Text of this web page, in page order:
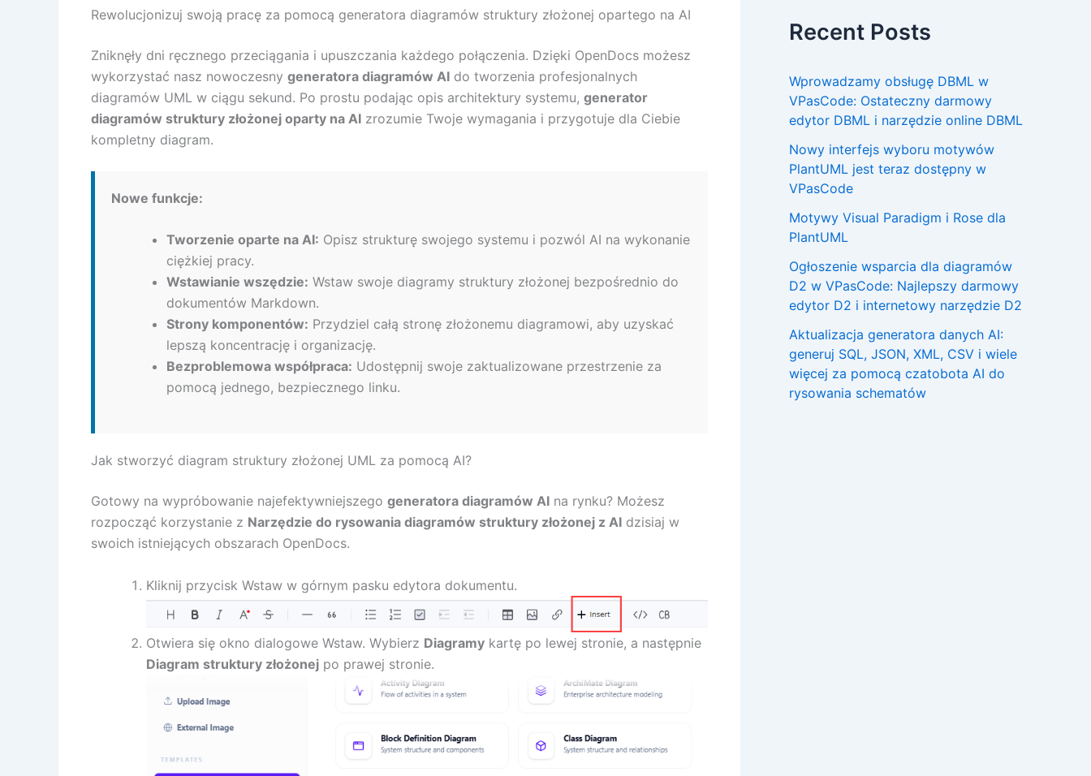
Rewolucjonizuj swoją pracę za pomocą generatora diagramów struktury złożonej opartego na AI
Zniknęły dni ręcznego przeciągania i upuszczania każdego połączenia. Dzięki OpenDocs możesz
wykorzystać nasz nowoczesny generatora diagramów AI do tworzenia profesjonalnych
diagramów UML w ciągu sekund. Po prostu podając opis architektury systemu, generator
diagramów struktury złożonej oparty na AI zrozumie Twoje wymagania i przygotuje dla Ciebie
kompletny diagram.
Nowe funkcje:
Tworzenie oparte na AI: Opisz strukturę swojego systemu i pozwól AI na wykonanie
ciężkiej pracy.
Wstawianie wszędzie: Wstaw swoje diagramy struktury złożonej bezpośrednio do
dokumentów Markdown.
Strony komponentów: Przydziel całą stronę złożonemu diagramowi, aby uzyskać
lepszą koncentrację i organizację.
Bezproblemowa współpraca: Udostępnij swoje zaktualizowane przestrzenie za
pomocą jednego, bezpiecznego linku.
Jak stworzyć diagram struktury złożonej UML za pomocą AI?
Gotowy na wypróbowanie najefektywniejszego generatora diagramów AI na rynku? Możesz
rozpocząć korzystanie z Narzędzie do rysowania diagramów struktury złożonej z AI dzisiaj w
swoich istniejących obszarach OpenDocs.
Kliknij przycisk Wstaw w górnym pasku edytora dokumentu.
Otwiera się okno dialogowe Wstaw. Wybierz Diagramy kartę po lewej stronie, a następnie
Diagram struktury złożonej po prawej stronie.
Recent Posts
Wprowadzamy obsługę DBML w
VPasCode: Ostateczny darmowy
edytor DBML i narzędzie online DBML
Nowy interfejs wyboru motywów
PlantUML jest teraz dostępny w
VPasCode
Motywy Visual Paradigm i Rose dla
PlantUML
Ogłoszenie wsparcia dla diagramów
D2 w VPasCode: Najlepszy darmowy
edytor D2 i internetowy narzędzie D2
Aktualizacja generatora danych AI:
generuj SQL, JSON, XML, CSV i wiele
więcej za pomocą czatobota AI do
rysowania schematów